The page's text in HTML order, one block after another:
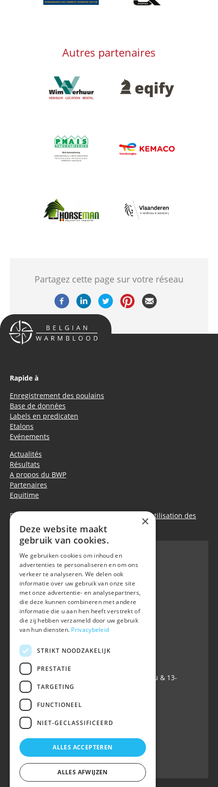
Autres partenaires
Afbeelding Afbeelding
Afbeelding
Afbeelding
Afbeelding Afbeelding
Partagez cette page sur votre réseau
Rapide à
Enregistrement des poulains
Base de données
Labels en predicaten
Etalons
Evénements
Actualités
Résultats
A propos du BWP
Partenaires
Equitime
Déclaration de confidentialité
Politique d’utilisation des
cookies
BWP
Waversebaan 99
B-3050 OUD-HEVERLEE
+32 (0) 16 47 99 80
+32 (0) 16 47 99 85
info@belgian-warmblood.com
TVA BE 0410.346.424
IBAN BE40 7364 0368 4863
Ouvert tous les jours ouvrables: 9u-12u & 13-
16u
Suivez-nous sur
×
Deze website maakt
gebruik van cookies.
We gebruiken cookies om inhoud en
advertenties te personaliseren en om ons
verkeer te analyseren. We delen ook
informatie over uw gebruik van onze site
met onze advertentie- en analysepartners,
die deze kunnen combineren met andere
informatie die u aan hen heeft verstrekt of
die zij hebben verzameld door uw gebruik
van hun diensten. Privacybeleid
STRIKT NOODZAKELIJK
PRESTATIE
TARGETING
FUNCTIONEEL
NIET-GECLASSIFICEERD
ALLES ACCEPTEREN
ALLES AFWIJZEN